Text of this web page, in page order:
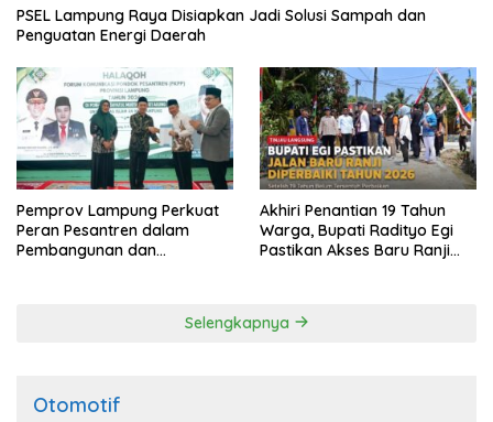
PSEL Lampung Raya Disiapkan Jadi Solusi Sampah dan
Penguatan Energi Daerah
Pemprov Lampung Perkuat
Peran Pesantren dalam
Pembangunan dan
Akhiri Penantian 19 Tahun
Warga, Bupati Radityo Egi
Pastikan Akses Baru Ranji
Selengkapnya
Otomotif